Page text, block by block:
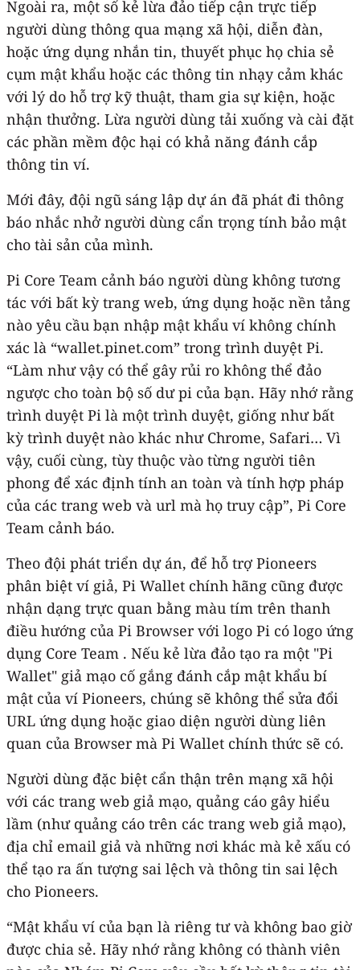
Ngoài ra, một số kẻ lừa đảo tiếp cận trực tiếp
người dùng thông qua mạng xã hội, diễn đàn,
hoặc ứng dụng nhắn tin, thuyết phục họ chia sẻ
cụm mật khẩu hoặc các thông tin nhạy cảm khác
với lý do hỗ trợ kỹ thuật, tham gia sự kiện, hoặc
nhận thưởng. Lừa người dùng tải xuống và cài đặt
các phần mềm độc hại có khả năng đánh cắp
thông tin ví.
Mới đây, đội ngũ sáng lập dự án đã phát đi thông
báo nhắc nhở người dùng cẩn trọng tính bảo mật
cho tài sản của mình.
Pi Core Team cảnh báo người dùng không tương
tác với bất kỳ trang web, ứng dụng hoặc nền tảng
nào yêu cầu bạn nhập mật khẩu ví không chính
xác là “wallet.pinet.com” trong trình duyệt Pi.
“Làm như vậy có thể gây rủi ro không thể đảo
ngược cho toàn bộ số dư pi của bạn. Hãy nhớ rằng
trình duyệt Pi là một trình duyệt, giống như bất
kỳ trình duyệt nào khác như Chrome, Safari… Vì
vậy, cuối cùng, tùy thuộc vào từng người tiên
phong để xác định tính an toàn và tính hợp pháp
của các trang web và url mà họ truy cập”, Pi Core
Team cảnh báo.
Theo đội phát triển dự án, để hỗ trợ Pioneers
phân biệt ví giả, Pi Wallet chính hãng cũng được
nhận dạng trực quan bằng màu tím trên thanh
điều hướng của Pi Browser với logo Pi có logo ứng
dụng Core Team . Nếu kẻ lừa đảo tạo ra một "Pi
Wallet" giả mạo cố gắng đánh cắp mật khẩu bí
mật của ví Pioneers, chúng sẽ không thể sửa đổi
URL ứng dụng hoặc giao diện người dùng liên
quan của Browser mà Pi Wallet chính thức sẽ có.
Người dùng đặc biệt cẩn thận trên mạng xã hội
với các trang web giả mạo, quảng cáo gây hiểu
lầm (như quảng cáo trên các trang web giả mạo),
địa chỉ email giả và những nơi khác mà kẻ xấu có
thể tạo ra ấn tượng sai lệch và thông tin sai lệch
cho Pioneers.
“Mật khẩu ví của bạn là riêng tư và không bao giờ
được chia sẻ. Hãy nhớ rằng không có thành viên